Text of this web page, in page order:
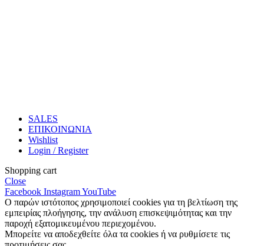
SALES
ΕΠΙΚΟΙΝΩΝΙΑ
Wishlist
Login / Register
Shopping cart
Close
Facebook InstagramYouTube
Ο παρών ιστότοπος χρησιμοποιεί cookies για τη βελτίωση της
εμπειρίας πλοήγησης, την ανάλυση επισκεψιμότητας και την
παροχή εξατομικευμένου περιεχομένου.
Μπορείτε να αποδεχθείτε όλα τα cookies ή να ρυθμίσετε τις